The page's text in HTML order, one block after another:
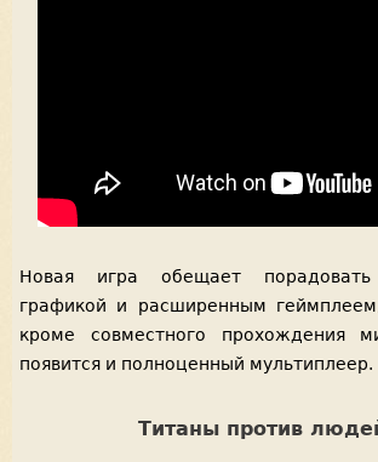
Новая игра обещает порадовать
графикой и расширенным
кроме совместного прохождения
появится и полноценный мультиплеер.
Титаны против